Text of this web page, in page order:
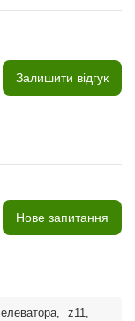
Залишити відгук
Нове запитання
елеватора, z11,